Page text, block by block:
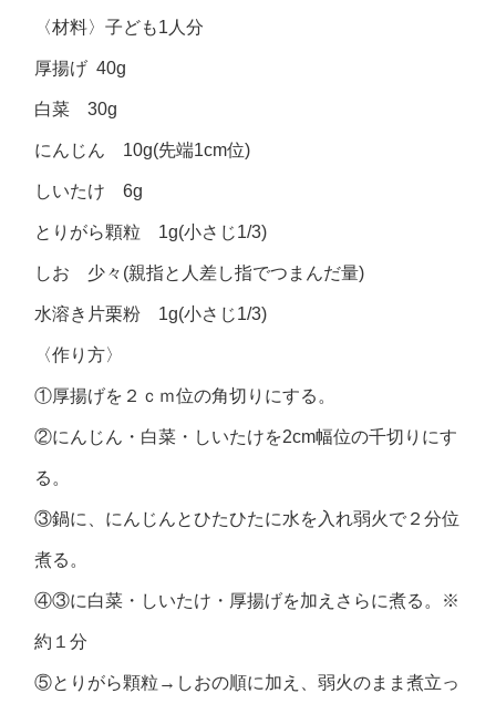
〈材料〉子ども1人分
厚揚げ 40g
白菜 30g
にんじん 10g(先端1cm位)
しいたけ 6g
とりがら顆粒 1g(小さじ1/3)
しお 少々(親指と人差し指でつまんだ量)
水溶き片栗粉 1g(小さじ1/3)
〈作り方〉
①厚揚げを２ｃｍ位の角切りにする。
②にんじん・白菜・しいたけを2cm幅位の千切りにす
る。
③鍋に、にんじんとひたひたに水を入れ弱火で２分位
煮る。
④③に白菜・しいたけ・厚揚げを加えさらに煮る。※
約１分
⑤とりがら顆粒→しおの順に加え、弱火のまま煮立っ